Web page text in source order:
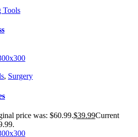
Tools
, Surgery
price was: $60.99.$39.99Current